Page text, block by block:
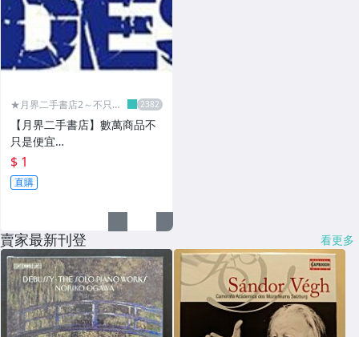
★月界二手書店2～不只是
【月界二手書店】數萬商品不
只是便宜…
$ 1
直購
賣家最新刊登 看更多